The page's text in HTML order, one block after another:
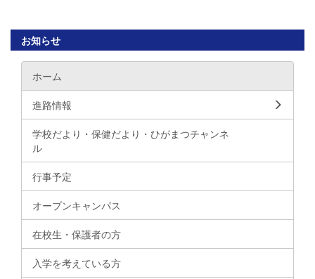
お知らせ
ホーム
進路情報
学校だより・保健だより・ひがまつチャンネ
ル
行事予定
オープンキャンパス
在校生・保護者の方
入学を考えている方